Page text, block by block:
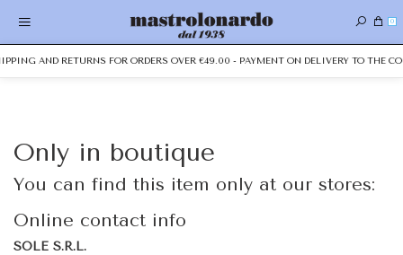
0
AND RETURNS FOR ORDERS OVER €49.00 - PAYMENT ON DELIVERY TO THE
Only in boutique
You can find this item only at our stores:
Online contact info
SOLE S.R.L.